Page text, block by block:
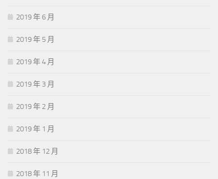
2019 年 6 月
2019 年 5 月
2019 年 4 月
2019 年 3 月
2019 年 2 月
2019 年 1 月
2018 年 12 月
2018 年 11 月